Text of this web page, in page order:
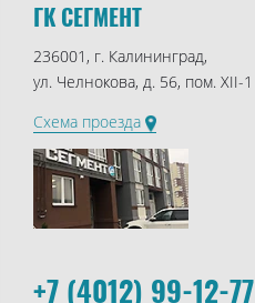
ГК СЕГМЕНТ
236001, г. Калининград,
ул. Челнокова, д. 56, пом. XII-1
Схема проезда
+7 (4012) 99-12-77